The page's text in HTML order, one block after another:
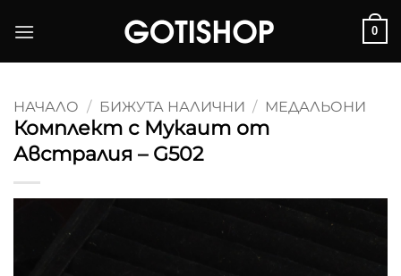
0
НАЧАЛО / БИЖУТА НАЛИЧНИ / МЕДАЛЬОНИ
Комплект с Мукаит от
Австралия – G502